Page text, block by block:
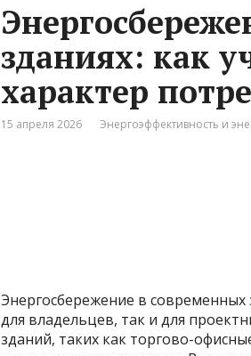
зданиях: как
характер
15 апреля 2026 Энергоэффективность и
Энергосбережение в современных
для владельцев, так и для
зданий, таких как торгово-